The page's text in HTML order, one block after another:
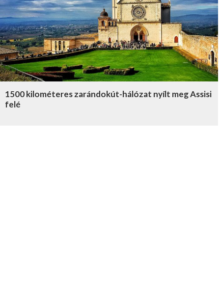
1500 kilométeres zarándokút-hálózat nyílt meg Assisi
felé